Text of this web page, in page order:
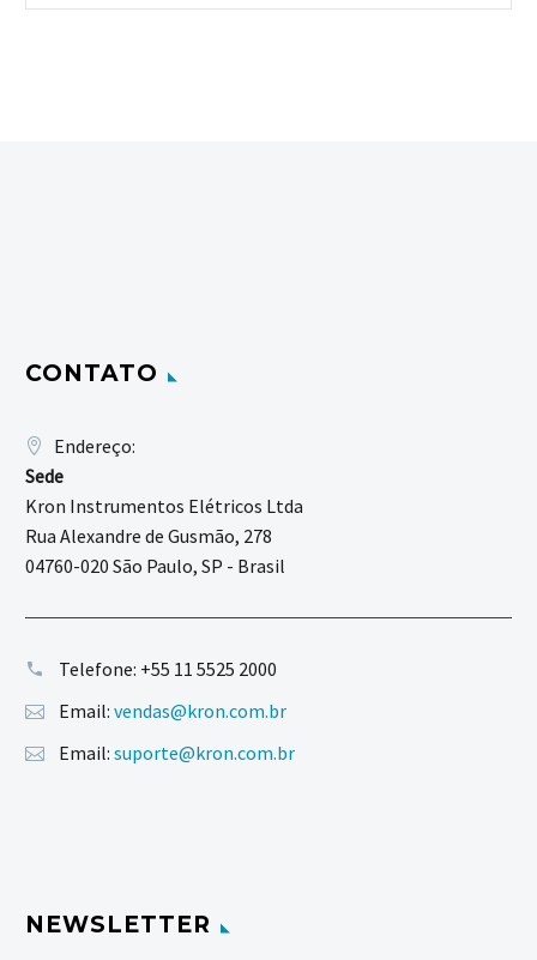
CONTATO
Endereço:
Sede
Kron Instrumentos Elétricos Ltda
Rua Alexandre de Gusmão, 278
04760-020 São Paulo, SP - Brasil
Telefone: +55 11 5525 2000
Email: vendas@kron.com.br
Email: suporte@kron.com.br
NEWSLETTER